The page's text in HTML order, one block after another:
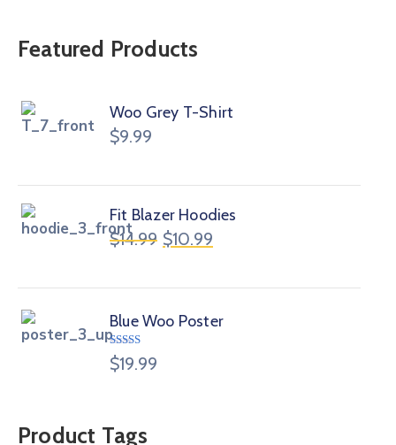
Featured Products
Woo Grey T-Shirt
$9.99
Fit Blazer Hoodies
$14.99 $10.99
Blue Woo Poster
Avaliação
4.00de 5
$19.99
Product Tags